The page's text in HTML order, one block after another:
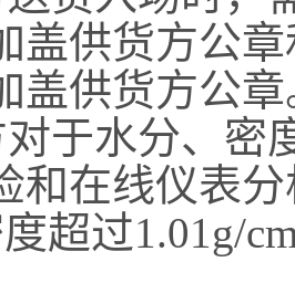
盖供货方公
盖供货方公章
于水分、密
和在线仪表
超过1.01g/